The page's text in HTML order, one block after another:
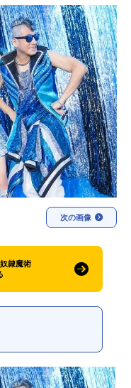
レンド 無料マンガ
優記事一覧
写化映画一覧
夏アニメ
アニメ
次の画像
隷魔術